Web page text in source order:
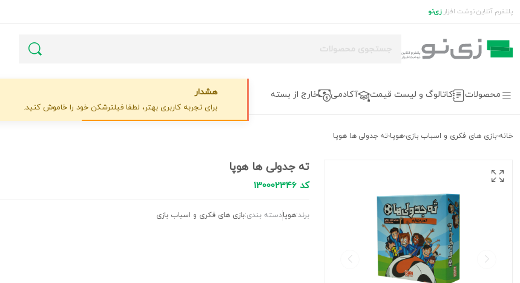
پلتفرم آنلاین نوشت افزارزی‌نو
محصولات کاتالوگ و لیست قیمت آکادمی خارج از بسته
خانه›بازی های فکری و اسباب بازی›هوپا›ته جدولی ها هوپا
ته جدولی ها هوپا
کد 130002346
برند:هوپادسته بندی:بازی های فکری و اسباب بازی
هشدار
برای تجربه کاربری بهتر، لطفا فیلترشکن خود را خاموش کنید.